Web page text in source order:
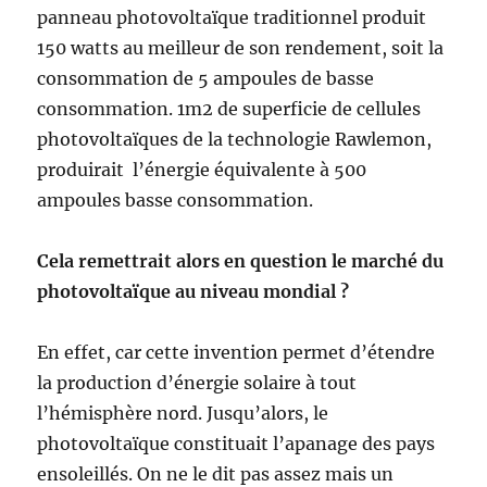
panneau photovoltaïque traditionnel produit
150 watts au meilleur de son rendement, soit la
consommation de 5 ampoules de basse
consommation. 1m2 de superficie de cellules
photovoltaïques de la technologie Rawlemon,
produirait l’énergie équivalente à 500
ampoules basse consommation.
Cela remettrait alors en question le marché du
photovoltaïque au niveau mondial ?
En effet, car cette invention permet d’étendre
la production d’énergie solaire à tout
l’hémisphère nord. Jusqu’alors, le
photovoltaïque constituait l’apanage des pays
ensoleillés. On ne le dit pas assez mais un